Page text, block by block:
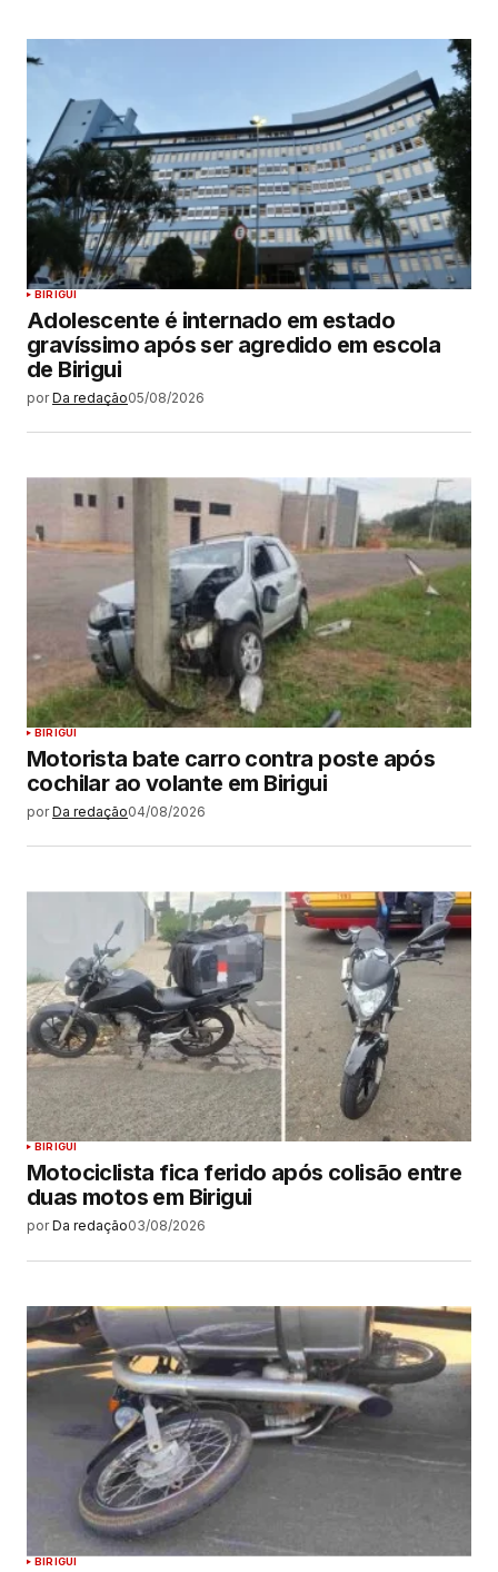
BIRIGUI
Adolescente é internado em estado
gravíssimo após ser agredido em escola
de Birigui
por Da redação05/08/2026
BIRIGUI
Motorista bate carro contra poste após
cochilar ao volante em Birigui
por Da redação04/08/2026
BIRIGUI
Motociclista fica ferido após colisão entre
duas motos em Birigui
por Da redação03/08/2026
BIRIGUI